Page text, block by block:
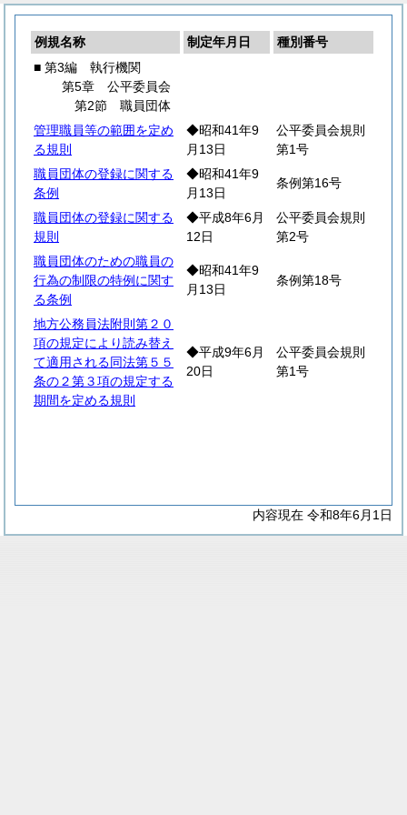
例規名称 制定年月日
種別番号
■ 第3編 執行機関
第5章 公平委員会
第2節 職員団体
管理職員等の範囲を定め
る規則
◆昭和41年9
月13日
公平委員会規則
第1号
職員団体の登録に関する
条例
◆昭和41年9
月13日
条例第16号
職員団体の登録に関する
規則
◆平成8年6月
12日
公平委員会規則
第2号
職員団体のための職員の
行為の制限の特例に関す
る条例
◆昭和41年9
月13日
条例第18号
地方公務員法附則第２０
項の規定により読み替え
て適用される同法第５５
条の２第３項の規定する
期間を定める規則
◆平成9年6月
20日
公平委員会規則
第1号
内容現在 令和8年6月1日